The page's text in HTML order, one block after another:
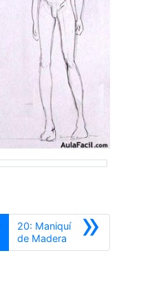
»
20: Maniquí
de Madera Siguiente